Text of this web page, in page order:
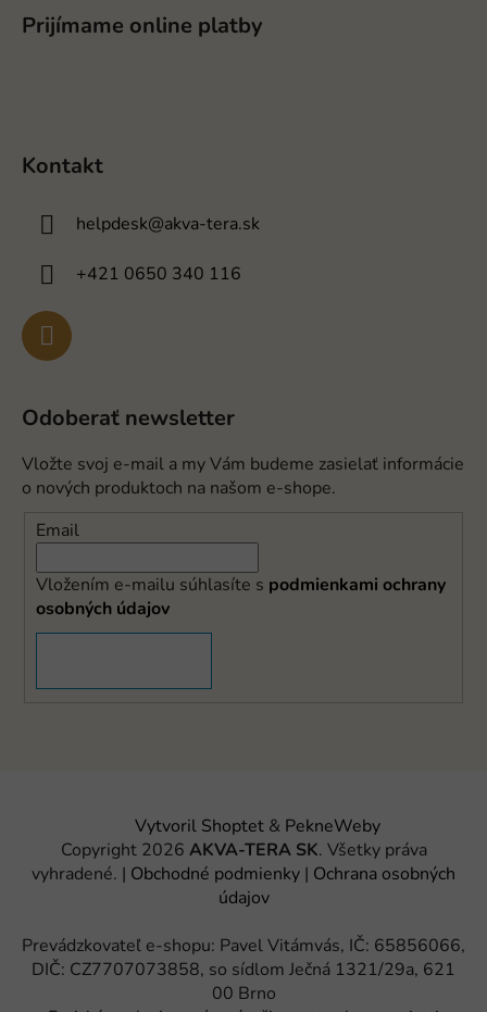
Prijímame online platby
Kontakt
helpdesk@akva-tera.sk
+421 0650 340 116
Odoberať newsletter
Vložte svoj e-mail a my Vám budeme zasielať informácie
o nových produktoch na našom e-shope.
Email
Vložením e-mailu súhlasíte s podmienkami ochrany
osobných údajov
Vytvoril Shoptet& PekneWeby
Copyright 2026 AKVA-TERA SK. Všetky práva
vyhradené. | Obchodné podmienky | Ochrana osobných
údajov
Prevádzkovateľ e-shopu: Pavel Vitámvás, IČ: 65856066,
DIČ: CZ7707073858, so sídlom Ječná 1321/29a, 621
00 Brno